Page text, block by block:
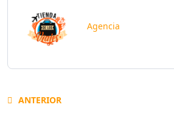
Agencia
ANTERIOR